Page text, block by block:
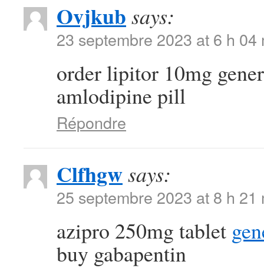
Ovjkub says:
23 septembre 2023 at 6 h 04
order lipitor 10mg
amlodipine pill
Répondre
Clfhgwsays:
25 septembre 2023 at 8 h 21
azipro 250mg tablet
buy gabapentin